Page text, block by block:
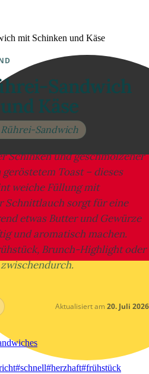
mit Schinken und Käse
Sandwich
Käse
Sandwich
Schinken und geschmolzener
Toast – dieses
weiche Füllung mit
Schnittlauch sorgt für eine
etwas Butter und Gewürze
und aromatisch machen.
Brunch-Highlight oder
Aktualisiert am 20. Juli 2026
#schnell#herzhaft#frühstück